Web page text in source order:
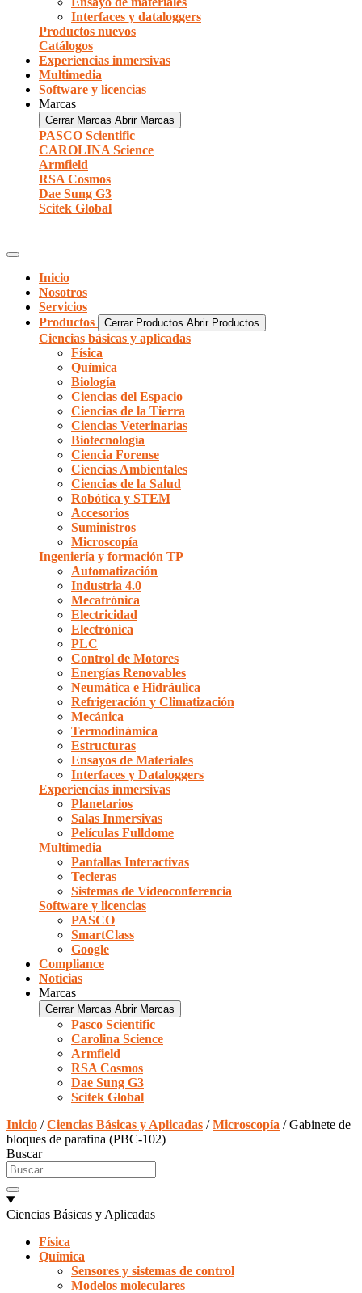
Interfaces y dataloggers
Productos nuevos
Catálogos
Experiencias inmersivas
Multimedia
Software y licencias
Marcas
Cerrar Marcas Abrir Marcas
PASCO Scientific
CAROLINA Science
Armfield
RSA Cosmos
Dae Sung G3
Scitek Global
Inicio
Nosotros
Servicios
Productos
Cerrar Productos Abrir Productos
Ciencias básicas y aplicadas
Física
Química
Biología
Ciencias del Espacio
Ciencias de la Tierra
Ciencias Veterinarias
Biotecnología
Ciencia Forense
Ciencias Ambientales
Ciencias de la Salud
Robótica y STEM
Accesorios
Suministros
Microscopía
Ingeniería y formación TP
Automatización
Industria 4.0
Mecatrónica
Electricidad
Electrónica
PLC
Control de Motores
Energías Renovables
Neumática e Hidráulica
Refrigeración y Climatización
Mecánica
Termodinámica
Estructuras
Ensayos de Materiales
Interfaces y Dataloggers
Experiencias inmersivas
Planetarios
Salas Inmersivas
Películas Fulldome
Multimedia
Pantallas Interactivas
Tecleras
Sistemas de Videoconferencia
Software y licencias
PASCO
SmartClass
Google
Compliance
Noticias
Marcas
Cerrar Marcas Abrir Marcas
Pasco Scientific
Carolina Science
Armfield
RSA Cosmos
Dae Sung G3
Scitek Global
Inicio /Ciencias Básicas y Aplicadas /Microscopía / Gabinete de
bloques de parafina (PBC-102)
Buscar
Ciencias Básicas y Aplicadas
Física
Química
Sensores y sistemas de control
Modelos moleculares